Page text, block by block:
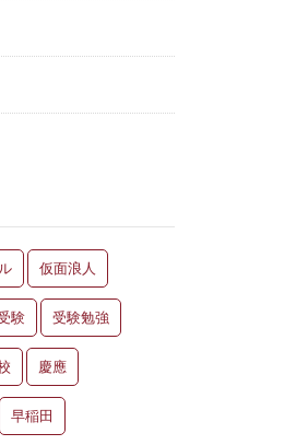
仮面浪人
験 受験勉強
慶應
早稲田